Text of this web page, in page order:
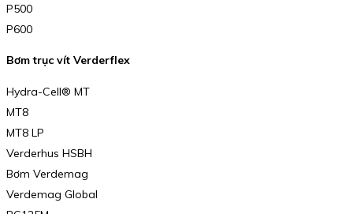
P500
P600
Bơm trục vít Verderflex
Hydra-Cell® MT
MT8
MT8 LP
Verderhus HSBH
Bơm Verdemag
Verdemag Global